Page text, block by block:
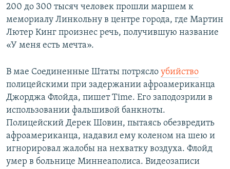
200 до 300 тысяч человек прошли маршем к
мемориалу Линкольну в центре города, где Мартин
Лютер Кинг произнес речь, получившую название
«У меня есть мечта».
В мае Соединенные Штаты потрясло убийство
полицейскими при задержании афроамериканца
Джорджа Флойда, пишет Time. Его заподозрили в
использовании фальшивой банкноты.
Полицейский Дерек Шовин, пытаясь обезвредить
афроамериканца, надавил ему коленом на шею и
игнорировал жалобы на нехватку воздуха. Флойд
умер в больнице Миннеаполиса. Видеозаписи